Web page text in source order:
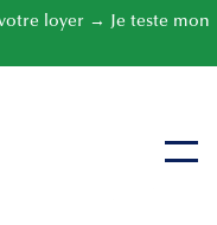
loyer → Je teste mon